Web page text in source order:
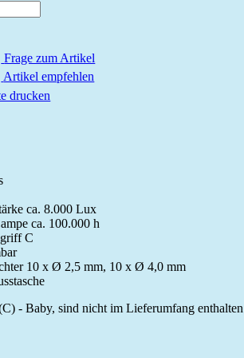
Frage zum Artikel
Artikel empfehlen
drucken
ca. 8.000 Lux
ca. 100.000 h
C
10 x Ø 2,5 mm, 10 x Ø 4,0 mm
- Baby, sind nicht im Lieferumfang